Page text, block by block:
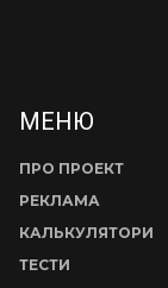
МЕНЮ
ПРО ПРОЕКТ
РЕКЛАМА
КАЛЬКУЛЯТОРИ
ТЕСТИ